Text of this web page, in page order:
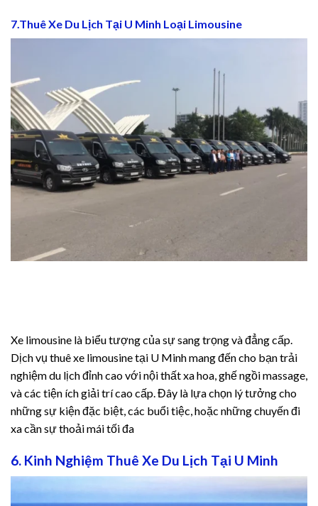
7.Thuê Xe Du Lịch Tại U Minh Loại Limousine
Xe limousine là biểu tượng của sự sang trọng và đẳng cấp.
Dịch vụ thuê xe limousine tại U Minh mang đến cho bạn trải
nghiệm du lịch đỉnh cao với nội thất xa hoa, ghế ngồi massage,
và các tiện ích giải trí cao cấp. Đây là lựa chọn lý tưởng cho
những sự kiện đặc biệt, các buổi tiệc, hoặc những chuyến đi
xa cần sự thoải mái tối đa
6. Kinh Nghiệm Thuê Xe Du Lịch Tại U Minh